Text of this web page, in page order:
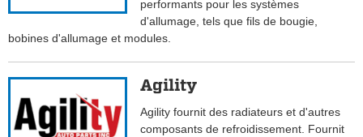
performants pour les systèmes
d'allumage, tels que fils de bougie,
bobines d'allumage et modules.
Agility
Agility fournit des radiateurs et d'autres
composants de refroidissement. Fournit